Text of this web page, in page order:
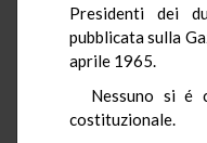
Presidenti dei
pubblicata sulla
aprile 1965.
Nessuno si é
costituzionale.